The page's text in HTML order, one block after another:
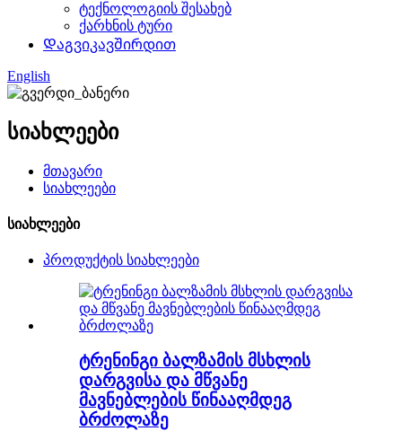
ტექნოლოგიის შესახებ
ქარხნის ტური
Დაგვიკავშირდით
English
სიახლეები
მთავარი
სიახლეები
სიახლეები
პროდუქტის სიახლეები
ტრენინგი ბალზამის მსხლის
დარგვისა და მწვანე
მავნებლების წინააღმდეგ
ბრძოლაზე